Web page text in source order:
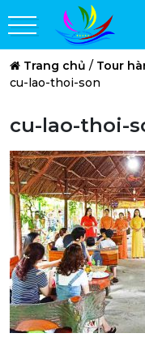
Trang chủ / Tour
cu-lao-thoi-son
cu-lao-thoi-